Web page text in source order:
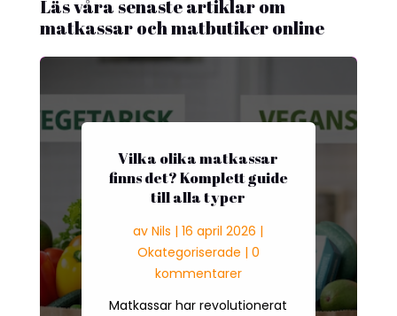
Läs våra senaste artiklar om
matkassar och matbutiker online
Vilka olika matkassar
finns det? Komplett guide
till alla typer
avNils |16 april 2026 |
Okategoriserade | 0
kommentarer
Matkassar har revolutionerat